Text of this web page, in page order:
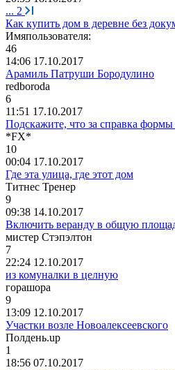
... 2
Как купить дом в деревне без
Имяпользователя:
46
14:06 17.10.2017
Арамиль Патруши Бородулино
redboroda
6
11:51 17.10.2017
Подскажите, что за справка формы
*FX*
10
00:04 17.10.2017
Где эта улица, где этот дом
Титнес Тренер
9
09:38 14.10.2017
Включить веранду в общую
мистер Стэпэлтон
7
22:24 12.10.2017
из комуналки в целную
горашора
9
13:09 12.10.2017
Участки возле Новоалексеевского
Полдень.up
1
18:56 07.10.2017